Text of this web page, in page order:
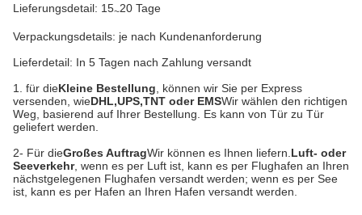
Lieferungsdetail: 15~20 Tage
Verpackungsdetails: je nach Kundenanforderung
Lieferdetail: In 5 Tagen nach Zahlung versandt
1. für dieKleine Bestellung , können wir Sie per Express
versenden, wieDHL,UPS,TNT oder EMSWir wählen den richtigen
Weg, basierend auf Ihrer Bestellung. Es kann von Tür zu Tür
geliefert werden.
2- Für dieGroßes AuftragWir können es Ihnen liefern. Luft- oder
Seeverkehr, wenn es per Luft ist, kann es per Flughafen an Ihren
nächstgelegenen Flughafen versandt werden; wenn es per See
ist, kann es per Hafen an Ihren Hafen versandt werden.